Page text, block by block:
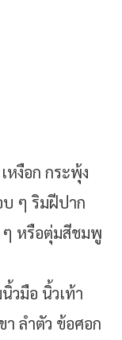
หงือก กระพุ้ง
ๆ ริมฝีปาก
หรือตุ่มสีชมพู
วมือ นิ้วเท้า
ลำตัว ข้อศอก